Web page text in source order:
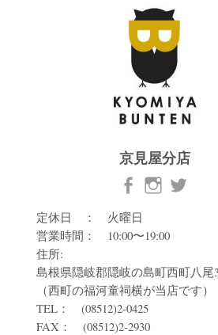
京見屋分店
定休日 ： 火曜日
営業時間： 10:00〜19:00
住所:
島根県隠岐郡隠岐の島町西町八尾
（西町の福河童祠横が当店です）
TEL： (08512)2-0425
FAX： (08512)2-2930